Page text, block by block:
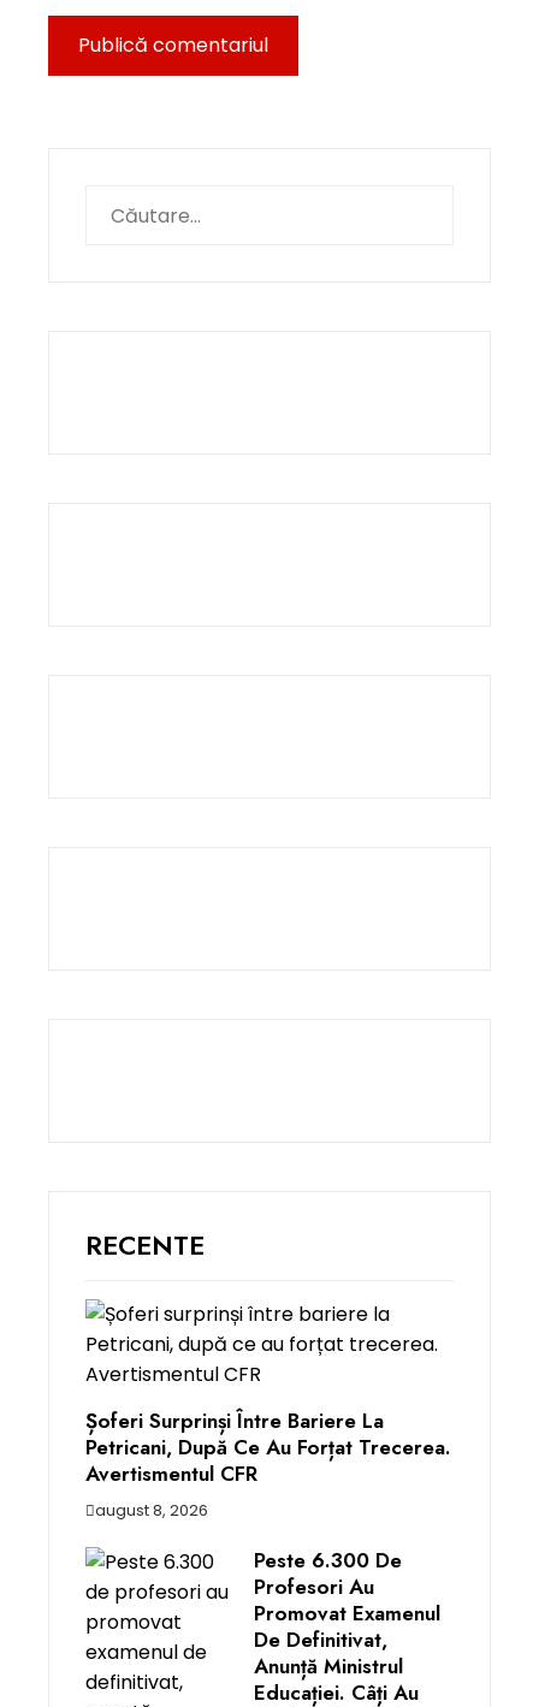
după:
RECENTE
Șoferi Surprinși Între Bariere La
Petricani, După Ce Au Forțat Trecerea.
Avertismentul CFR
august 8, 2026
Peste 6.300 De
Profesori Au
Promovat Examenul
De Definitivat,
Anunță Ministrul
Educației. Câți Au